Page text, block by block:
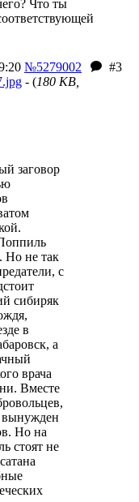
Что ты
№5279002
#3
- (180 KB,
заговор
Но не так
с
сибиряк
в
а
врача
Вместе
вынужден
Но на
стоят не